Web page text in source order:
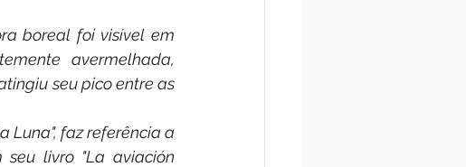
boreal foi visível em
avermelhada,
seu pico entre as
Luna", faz referência a
livro "La aviación